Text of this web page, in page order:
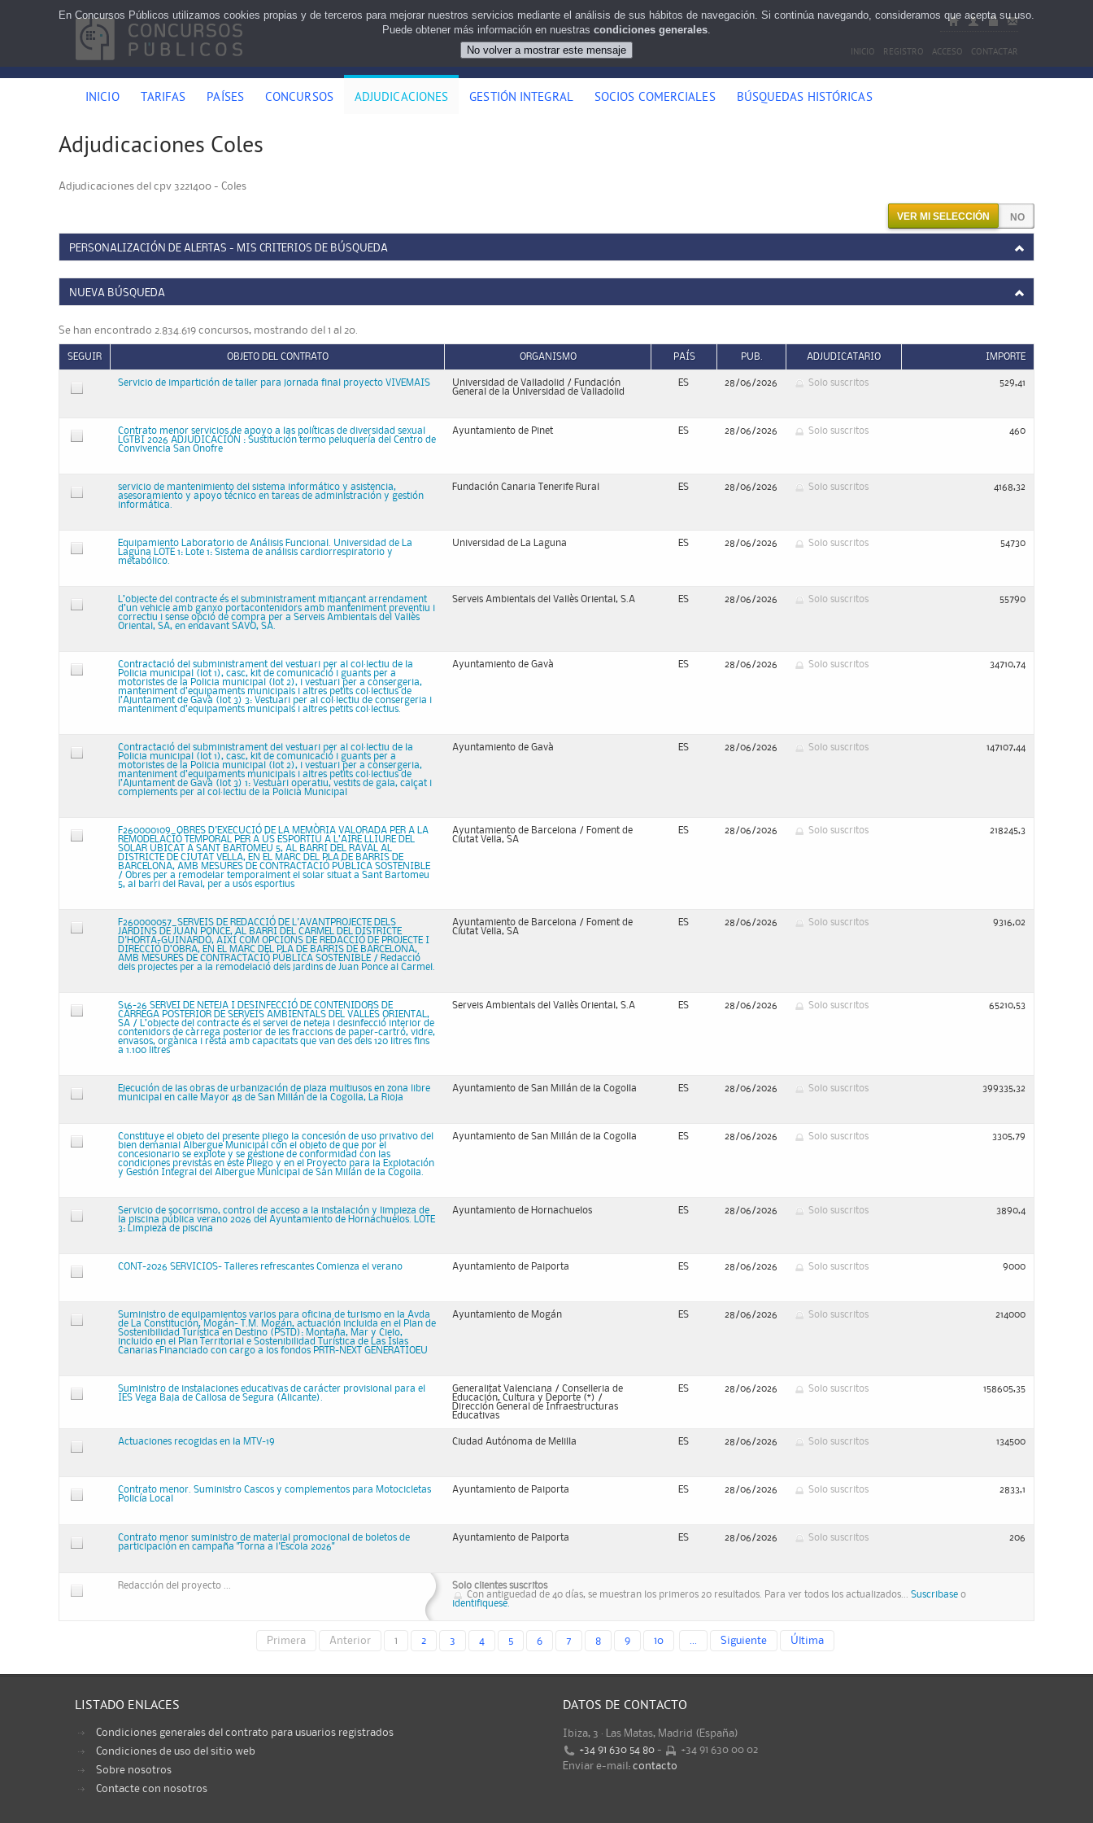
INICIO REGISTRO ACCESO CONTACTAR
INICIO TARIFAS PAÍSES CONCURSOS ADJUDICACIONES GESTIÓN INTEGRAL SOCIOS COMERCIALES BÚSQUEDAS HISTÓRICAS
Adjudicaciones Coles
Adjudicaciones del cpv 3221400 - Coles
VER MI SELECCIÓN
PERSONALIZACIÓN DE ALERTAS - MIS CRITERIOS DE BÚSQUEDA
NUEVA BÚSQUEDA
Se han encontrado 2.834.619 concursos, mostrando del 1 al 20.
SEGUIR OBJETO DEL CONTRATO ORGANISMO PAÍS PUB. ADJUDICATARIO IMPORTE
Servicio de impartición de taller para jornada final proyecto VIVEMAIS
Universidad de Valladolid / Fundación
General de la Universidad de Valladolid
ES 28/06/2026 Solo suscritos 529,41
Contrato menor servicios de apoyo a las políticas de diversidad sexual
LGTBI 2026 ADJUDICACIÓN : Sustitución termo peluquería del Centro de
Convivencia San Onofre
Ayuntamiento de Pinet ES 28/06/2026 Solo suscritos 460
servicio de mantenimiento del sistema informático y asistencia,
asesoramiento y apoyo técnico en tareas de administración y gestión
informática.
Fundación Canaria Tenerife Rural ES 28/06/2026 Solo suscritos 4168,32
Equipamiento Laboratorio de Análisis Funcional. Universidad de La
Laguna LOTE 1: Lote 1: Sistema de análisis cardiorrespiratorio y
metabólico.
Universidad de La Laguna ES 28/06/2026 Solo suscritos 54730
L’objecte del contracte és el subministrament mitjançant arrendament
d’un vehicle amb ganxo portacontenidors amb manteniment preventiu i
correctiu i sense opció de compra per a Serveis Ambientals del Vallès
Oriental, SA, en endavant SAVO, SA.
Serveis Ambientals del Vallès Oriental, S.A ES 28/06/2026 Solo suscritos 55790
Contractació del subministrament del vestuari per al col·lectiu de la
Policia municipal (lot 1), casc, kit de comunicació i guants per a
motoristes de la Policia municipal (lot 2), i vestuari per a consergeria,
manteniment d’equipaments municipals i altres petits col·lectius de
l’Ajuntament de Gavà (lot 3) 3: Vestuari per al col·lectiu de consergeria i
manteniment d’equipaments municipals i altres petits col·lectius.
Ayuntamiento de Gavà ES 28/06/2026 Solo suscritos 34710,74
Contractació del subministrament del vestuari per al col·lectiu de la
Policia municipal (lot 1), casc, kit de comunicació i guants per a
motoristes de la Policia municipal (lot 2), i vestuari per a consergeria,
manteniment d’equipaments municipals i altres petits col·lectius de
l’Ajuntament de Gavà (lot 3) 1: Vestuari operatiu, vestits de gala, calçat i
complements per al col·lectiu de la Policia Municipal
Ayuntamiento de Gavà ES 28/06/2026 Solo suscritos 147107,44
F260000109_OBRES D'EXECUCIÓ DE LA MEMÒRIA VALORADA PER A LA
REMODELACIÓ TEMPORAL PER A ÚS ESPORTIU A L’AIRE LLIURE DEL
SOLAR UBICAT A SANT BARTOMEU 5, AL BARRI DEL RAVAL AL
DISTRICTE DE CIUTAT VELLA, EN EL MARC DEL PLA DE BARRIS DE
BARCELONA, AMB MESURES DE CONTRACTACIÓ PÚBLICA SOSTENIBLE
/ Obres per a remodelar temporalment el solar situat a Sant Bartomeu
5, al barri del Raval, per a usos esportius
Ayuntamiento de Barcelona / Foment de
Ciutat Vella, SA
ES 28/06/2026 Solo suscritos 218245,3
F260000057_SERVEIS DE REDACCIÓ DE L'AVANTPROJECTE DELS
JARDINS DE JUAN PONCE, AL BARRI DEL CARMEL DEL DISTRICTE
D'HORTA-GUINARDÓ, AIXÍ COM OPCIONS DE REDACCIÓ DE PROJECTE I
DIRECCIÓ D’OBRA, EN EL MARC DEL PLA DE BARRIS DE BARCELONA,
AMB MESURES DE CONTRACTACIÓ PÚBLICA SOSTENIBLE / Redacció
dels projectes per a la remodelació dels jardins de Juan Ponce al Carmel.
Ayuntamiento de Barcelona / Foment de
Ciutat Vella, SA
ES 28/06/2026 Solo suscritos 9316,02
S16-26 SERVEI DE NETEJA I DESINFECCIÓ DE CONTENIDORS DE
CÀRREGA POSTERIOR DE SERVEIS AMBIENTALS DEL VALLÈS ORIENTAL,
SA / L’objecte del contracte és el servei de neteja i desinfecció interior de
contenidors de càrrega posterior de les fraccions de paper-cartró, vidre,
envasos, orgànica i resta amb capacitats que van des dels 120 litres fins
a 1.100 litres
Serveis Ambientals del Vallès Oriental, S.A ES 28/06/2026 Solo suscritos 65210,53
Ejecución de las obras de urbanización de plaza multiusos en zona libre
municipal en calle Mayor 48 de San Millán de la Cogolla, La Rioja
Ayuntamiento de San Millán de la Cogolla ES 28/06/2026 Solo suscritos 399335,32
Constituye el objeto del presente pliego la concesión de uso privativo del
bien demanial Albergue Municipal con el objeto de que por el
concesionario se explote y se gestione de conformidad con las
condiciones previstas en este Pliego y en el Proyecto para la Explotación
y Gestión Integral del Albergue Municipal de San Millán de la Cogolla.
Ayuntamiento de San Millán de la Cogolla ES 28/06/2026 Solo suscritos 3305,79
Servicio de socorrismo, control de acceso a la instalación y limpieza de
la piscina pública verano 2026 del Ayuntamiento de Hornachuelos. LOTE
3: Limpieza de piscina
Ayuntamiento de Hornachuelos ES 28/06/2026 Solo suscritos 3890,4
CONT-2026 SERVICIOS- Talleres refrescantes Comienza el verano Ayuntamiento de Paiporta ES 28/06/2026 Solo suscritos 9000
Suministro de equipamientos varios para oficina de turismo en la Avda
de La Constitución, Mogán- T.M. Mogán, actuación incluida en el Plan de
Sostenibilidad Turística en Destino (PSTD): Montaña, Mar y Cielo,
incluido en el Plan Territorial e Sostenibilidad Turística de Las Islas
Canarias Financiado con cargo a los fondos PRTR-NEXT GENERATIOEU
Ayuntamiento de Mogán ES 28/06/2026 Solo suscritos 214000
Suministro de instalaciones educativas de carácter provisional para el
IES Vega Baja de Callosa de Segura (Alicante).
Generalitat Valenciana / Conselleria de
Educación, Cultura y Deporte (*) /
Dirección General de Infraestructuras
Educativas
ES 28/06/2026 Solo suscritos 158605,35
Actuaciones recogidas en la MTV-19 Ciudad Autónoma de Melilla ES 28/06/2026 Solo suscritos 134500
Contrato menor. Suministro Cascos y complementos para Motocicletas
Policía Local
Ayuntamiento de Paiporta ES 28/06/2026 Solo suscritos 2833,1
Contrato menor suministro de material promocional de boletos de
participación en campaña "Torna a l'Escola 2026"
Ayuntamiento de Paiporta ES 28/06/2026 Solo suscritos 206
Redacción del proyecto ...
Solo clientes suscritos
Con antiguedad de 40 días, se muestran los primeros 20 resultados. Para ver todos los actualizados... Suscribase o
identifiquese.
Primera Anterior 1 2 3 4 5 6 7 8 9 10 Siguiente Última
LISTADO ENLACES
Condiciones generales del contrato para usuarios registrados
Condiciones de uso del sitio web
Sobre nosotros
Contacte con nosotros
DATOS DE CONTACTO
Ibiza, 3 · Las Matas, Madrid (España)
+34 91 630 54 80 -
+34 91 630 00 02
Enviar e-mail: contacto
En Concursos Públicos utilizamos cookies propias y de terceros para mejorar nuestros servicios mediante el análisis de sus hábitos de navegación. Si continúa navegando, consideramos que acepta su uso.
Puede obtener más información en nuestras condiciones generales.